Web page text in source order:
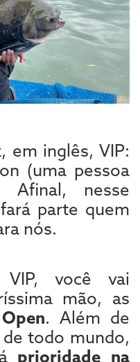
em inglês, VIP:
(uma pessoa
Afinal, nesse
parte quem
nós.
você vai
mão, as
. Além de
todo mundo,
prioridade na